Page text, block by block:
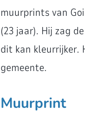
muurprints van
(23 jaar). Hij zag
dit kan kleurrijker.
gemeente.
Muurprint